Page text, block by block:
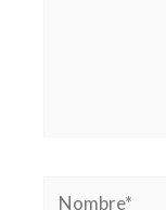
Nombre*